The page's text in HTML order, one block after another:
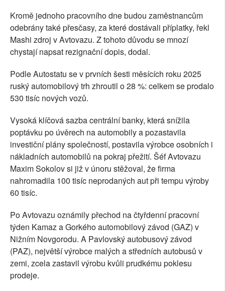
Kromě jednoho pracovního dne budou zaměstnancům
odebrány také přesčasy, za které dostávali příplatky, řekl
Mashi zdroj v Avtovazu. Z tohoto důvodu se mnozí
chystají napsat rezignační dopis, dodal.
Podle Autostatu se v prvních šesti měsících roku 2025
ruský automobilový trh zhroutil o 28 %: celkem se prodalo
530 tisíc nových vozů.
Vysoká klíčová sazba centrální banky, která snížila
poptávku po úvěrech na automobily a pozastavila
investiční plány společností, postavila výrobce osobních i
nákladních automobilů na pokraj přežití. Šéf Avtovazu
Maxim Sokolov si již v únoru stěžoval, že firma
nahromadila 100 tisíc neprodaných aut při tempu výroby
60 tisíc.
Po Avtovazu oznámily přechod na čtyřdenní pracovní
týden Kamaz a Gorkého automobilový závod (GAZ) v
Nižním Novgorodu. A Pavlovský autobusový závod
(PAZ), největší výrobce malých a středních autobusů v
zemi, zcela zastavil výrobu kvůli prudkému poklesu
prodeje.